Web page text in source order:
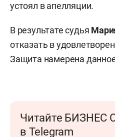
устоял в апелляции.
В результате судья
отказать в
Защита намерена
Читайте БИЗНЕС
в Telegram